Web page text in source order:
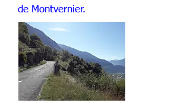
de Montvernier.